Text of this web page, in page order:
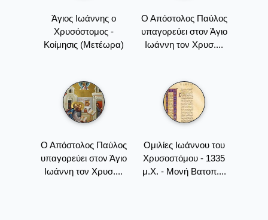
Άγιος Ιωάννης ο
Χρυσόστομος -
Κοίμησις (Μετέωρα)
Ο Απόστολος Παύλος
υπαγορεύει στον Άγιο
Ιωάννη τον Χρυσ....
Ο Απόστολος Παύλος
υπαγορεύει στον Άγιο
Ιωάννη τον Χρυσ....
Oμιλίες Iωάννου του
Xρυσοστόμου - 1335
μ.Χ. - Mονή Bατοπ....